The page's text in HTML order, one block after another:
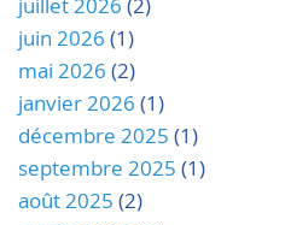
juin 2026 (1)
mai 2026 (2)
janvier 2026 (1)
décembre 2025 (1)
septembre 2025 (1)
août 2025 (2)